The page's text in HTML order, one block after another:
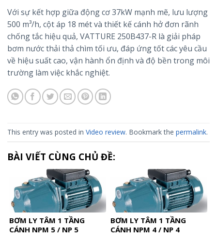
Với sự kết hợp giữa động cơ 37kW mạnh mẽ, lưu lượng
500 m³/h, cột áp 18 mét và thiết kế cánh hở đơn rãnh
chống tắc hiệu quả, VATTURE 250B437-R là giải pháp
bơm nước thải thả chìm tối ưu, đáp ứng tốt các yêu cầu
về hiệu suất cao, vận hành ổn định và độ bền trong môi
trường làm việc khắc nghiệt.
This entry was posted in Video review. Bookmark the permalink.
BÀI VIẾT CÙNG CHỦ ĐỀ:
BƠM LY TÂM 1 TẦNG
CÁNH NPM 5 / NP 5
BƠM LY TÂM 1 TẦNG
CÁNH NPM 4 / NP 4